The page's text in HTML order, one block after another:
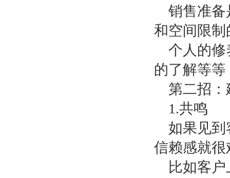
销售准备
和空间限制
个人的修
的了解等
第二招
1.共鸣
如果见到
信赖感就
比如客